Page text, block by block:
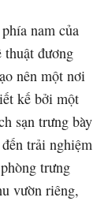
nam của
đương
nên một nơi
kế bởi một
sạn trưng bày
trải nghiệm
trưng
vườn riêng,